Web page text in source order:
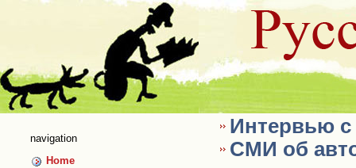
navigation
Home
Интервью с
СМИ об